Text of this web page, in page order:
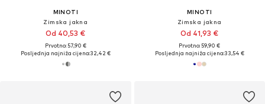
MINOTI
Zimska jakna
Od 40,53 €
Prvotno: 57,90 €
Posljednja najniža cijena:32,42 €
MINOTI
Zimska jakna
Od 41,93 €
Prvotno: 59,90 €
Posljednja najniža cijena:33,54 €